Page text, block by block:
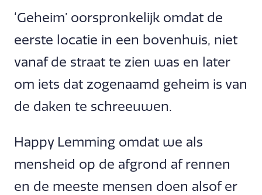
‘Geheim’ oorspronkelijk omdat de
eerste locatie in een bovenhuis, niet
vanaf de straat te zien was en later
om iets dat zogenaamd geheim is van
de daken te schreeuwen.
Happy Lemming omdat we als
mensheid op de afgrond af rennen
en de meeste mensen doen alsof er